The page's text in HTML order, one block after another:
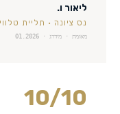
ליאור ו.
נס ציונה · תליית
מאומת · מידרג · 01.2026
10/10